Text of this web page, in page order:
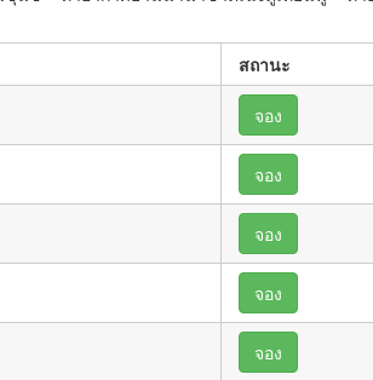
สถานะ
จอง
จอง
จอง
จอง
จอง